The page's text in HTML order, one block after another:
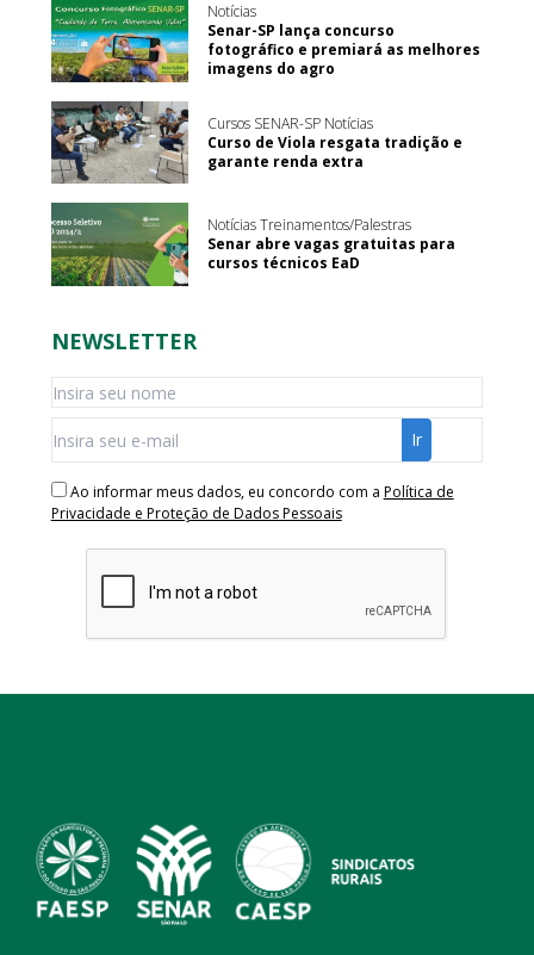
Notícias
Senar-SP lança concurso
fotográfico e premiará as melhores
imagens do agro
Cursos SENAR-SP Notícias
Curso de Viola resgata tradição e
garante renda extra
Notícias Treinamentos/Palestras
Senar abre vagas gratuitas para
cursos técnicos EaD
NEWSLETTER
Ao informar meus dados, eu concordo com a Política de
Privacidade e Proteção de Dados Pessoais